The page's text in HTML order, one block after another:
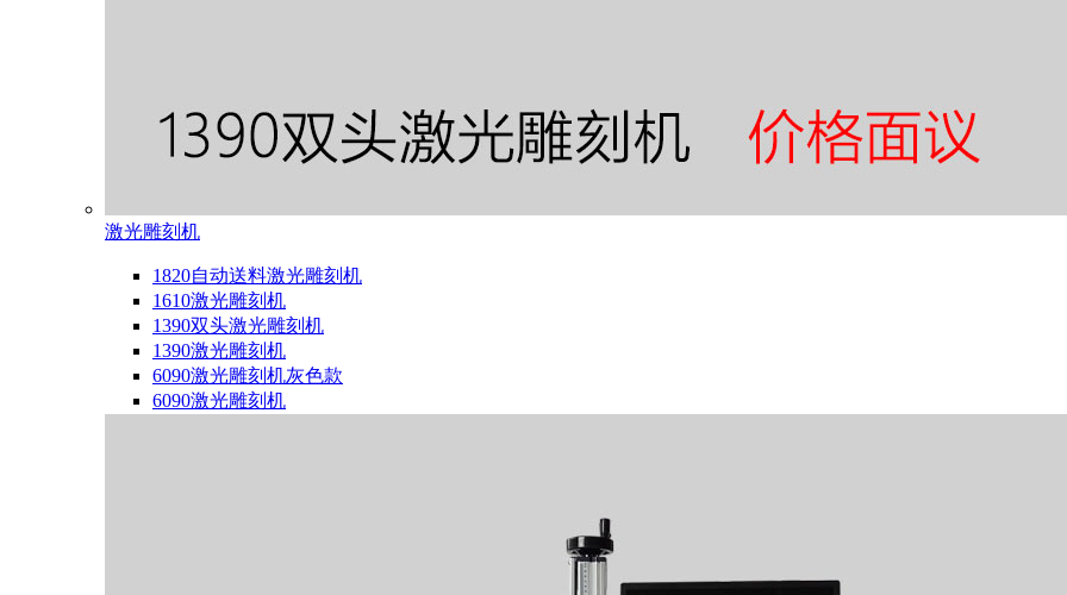
激光雕刻机
1820自动送料激光雕刻机
1610激光雕刻机
1390双头激光雕刻机
1390激光雕刻机
6090激光雕刻机灰色款
6090激光雕刻机